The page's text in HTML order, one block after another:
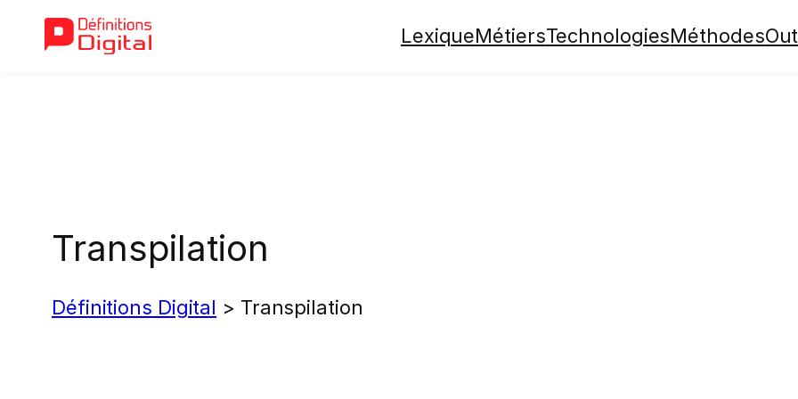
LexiqueMétiersTechnologiesMéthodes
Transpilation
Définitions Digital > Transpilation